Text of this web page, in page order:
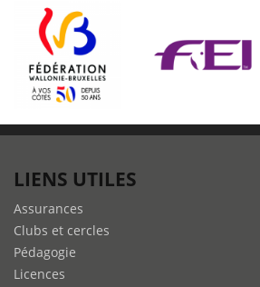
LIENS UTILES
Assurances
Clubs et cercles
Pédagogie
Licences